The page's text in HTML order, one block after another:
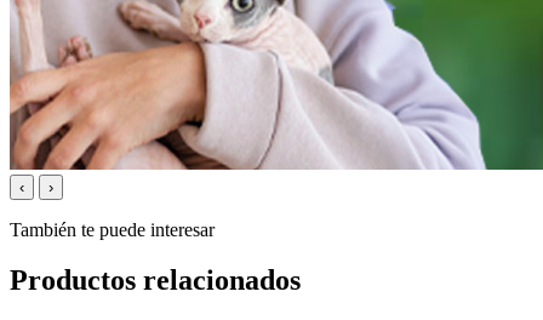
‹ ›
También te puede interesar
Productos relacionados